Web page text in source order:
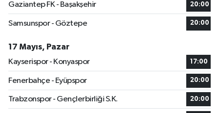
Gaziantep FK - Başakşehir 20:00
Samsunspor - Göztepe 20:00
17 Mayıs, Pazar
Kayserispor - Konyaspor
17:00
Fenerbahçe - Eyüpspor 20:00
Trabzonspor - Gençlerbirliği S.K. 20:00